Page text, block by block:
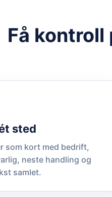
Få kontroll
sted
som kort med bedrift,
neste handling og
samlet.